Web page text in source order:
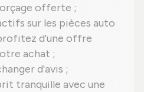
offerte ;
sur les pièces auto
d'une offre
achat ;
d'avis ;
tranquille avec une